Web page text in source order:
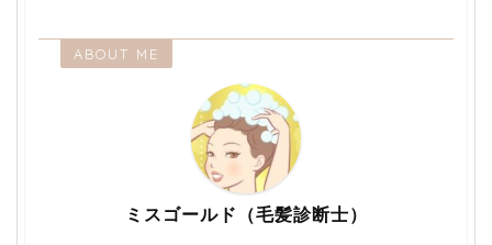
ABOUT ME
ミスゴールド（毛髪診断士）